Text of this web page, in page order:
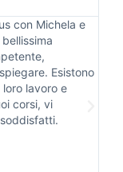
Ne avevo
niente
avevo paura
fossi io il
di potercela
tantissime
non avevo mai